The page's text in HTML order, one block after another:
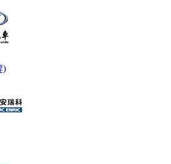
)